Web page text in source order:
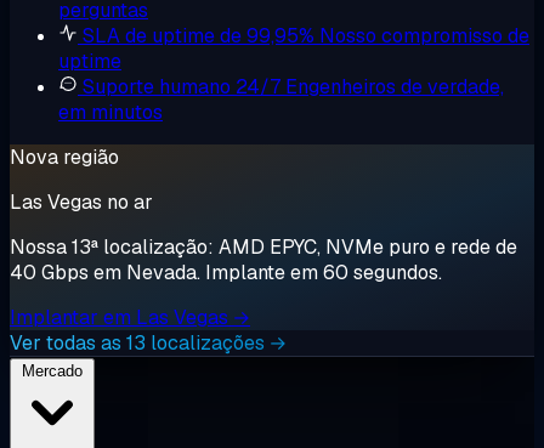
perguntas
SLA de uptime de 99,95% Nosso compromisso de
uptime
Suporte humano 24/7 Engenheiros de verdade,
em minutos
Nova região
Las Vegas no ar
Nossa 13ª localização: AMD EPYC, NVMe puro e rede de
40 Gbps em Nevada. Implante em 60 segundos.
Implantar em Las Vegas →
Ver todas as 13 localizações →